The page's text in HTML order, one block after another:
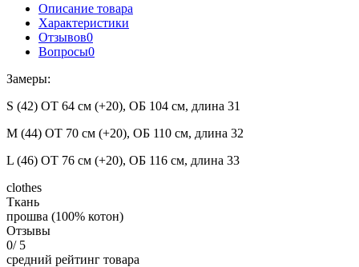
Описание товара
Характеристики
Отзывов0
Вопросы0
Замеры:
S (42) ОТ 64 см (+20), ОБ 104 см, длина 31
M (44) ОТ 70 см (+20), ОБ 110 см, длина 32
L (46) ОТ 76 см (+20), ОБ 116 см, длина 33
clothes
Ткань
прошва (100% котон)
Отзывы
0/ 5
средний рейтинг товара